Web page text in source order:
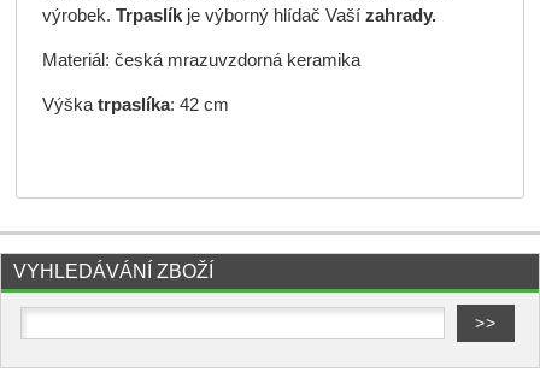
výrobek. Trpaslíkje výborný hlídač Vaší zahrady.
Materiál: česká mrazuvzdorná keramika
Výška trpaslíka: 42 cm
VYHLEDÁVÁNÍ ZBOŽÍ